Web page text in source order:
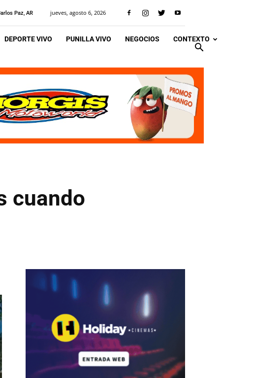
Paz, AR jueves, agosto 6, 2026
DEPORTE VIVO PUNILLA VIVO NEGOCIOS CONTEXTO
cuando